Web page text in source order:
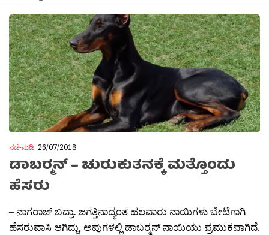
ನಡೆ-ನುಡಿ 26/07/2018
ಡಾಬರ್‍ಮನ್ – ಚುರುಕುತನಕ್ಕೆ ಮತ್ತೊಂದು
ಹೆಸರು
– ನಾಗರಾಜ್ ಬದ್ರಾ. ಜಗತ್ತಿನಾದ್ಯಂತ ಹಲವಾರು ನಾಯಿಗಳು ಬೇಟೆಗಾಗಿ
ಹೆಸರುವಾಸಿ ಆಗಿದ್ದು, ಅವುಗಳಲ್ಲಿ ಡಾಬರ‍್ಮನ್‍‍ ನಾಯಿಯು ಪ್ರಮುಕವಾಗಿದೆ.